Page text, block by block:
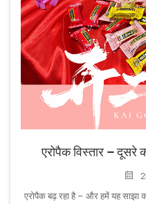
एरोपैक विस्तार – दूसरे
एरोपैक बढ़ रहा है – और हमें यह साझा